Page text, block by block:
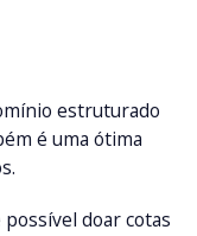
estruturado
é uma ótima
doar cotas